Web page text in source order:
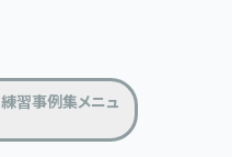
練習事例集メニュ